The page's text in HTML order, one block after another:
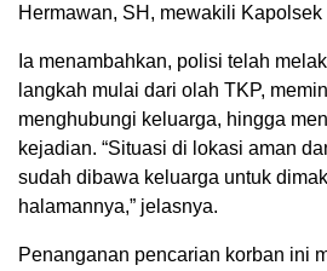
Hermawan, SH, mewakili
Ia menambahkan, polisi telah
langkah mulai dari olah TKP,
menghubungi keluarga, hingga
kejadian. “Situasi di lokasi aman
sudah dibawa keluarga untuk
halamannya,” jelasnya.
Penanganan pencarian korban ini